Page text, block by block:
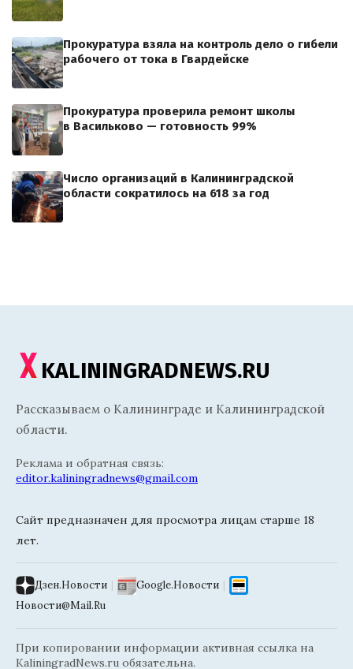
Прокуратура взяла на контроль дело о гибели
рабочего от тока в Гвардейске
Прокуратура проверила ремонт школы
в Васильково — готовность 99%
Число организаций в Калининградской
области сократилось на 618 за год
KALININGRADNEWS.RU
Рассказываем о Калининграде и Калининградской
области.
Реклама и обратная связь:
editor.kaliningradnews@gmail.com
Сайт предназначен для просмотра лицам старше 18
лет.
Дзен.Новости | Google.Новости |
Новости@Mail.Ru
При копировании информации активная ссылка на
KaliningradNews.ru обязательна.